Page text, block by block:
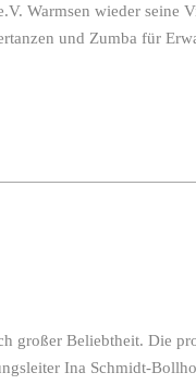
Warmsen wieder seine
und Zumba für
großer Beliebtheit. Die
Ina Schmidt-